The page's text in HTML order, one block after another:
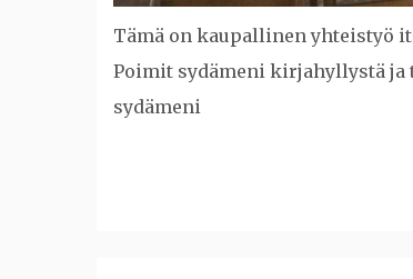
Tämä on kaupallinen yhteistyö
Poimit sydämeni kirjahyllystä ja
sydämeni